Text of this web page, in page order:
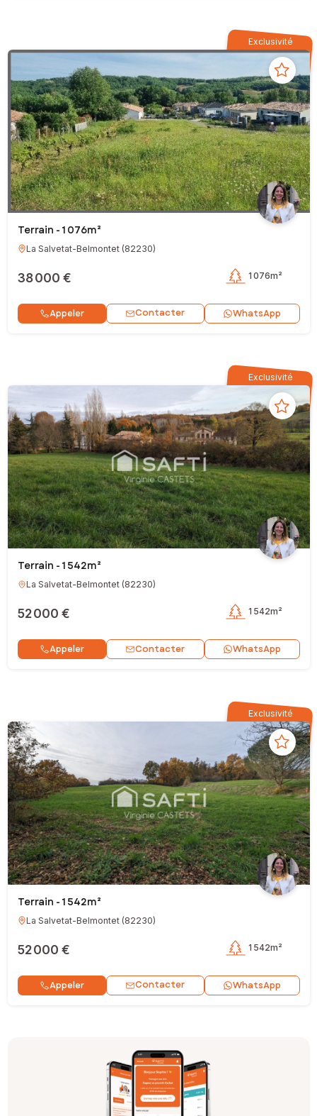
Exclusivité
Terrain - 1 076m²
La Salvetat-Belmontet(82230)
38 000 € 1 076m²
Appeler Contacter WhatsApp
Exclusivité
Terrain - 1 542m²
La Salvetat-Belmontet(82230)
52 000 € 1 542m²
Appeler Contacter WhatsApp
Exclusivité
Terrain - 1 542m²
La Salvetat-Belmontet(82230)
52 000 € 1 542m²
Appeler Contacter WhatsApp